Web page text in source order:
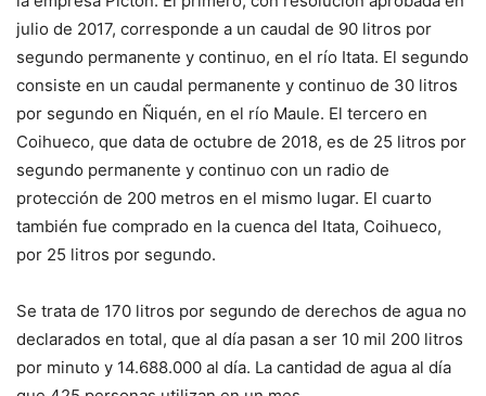
julio de 2017, corresponde a un caudal de 90 litros por
segundo permanente y continuo, en el río Itata. El segundo
consiste en un caudal permanente y continuo de 30 litros
por segundo en Ñiquén, en el río Maule. El tercero en
Coihueco, que data de octubre de 2018, es de 25 litros por
segundo permanente y continuo con un radio de
protección de 200 metros en el mismo lugar. El cuarto
también fue comprado en la cuenca del Itata, Coihueco,
por 25 litros por segundo.
Se trata de 170 litros por segundo de derechos de agua no
declarados en total, que al día pasan a ser 10 mil 200 litros
por minuto y 14.688.000 al día. La cantidad de agua al día